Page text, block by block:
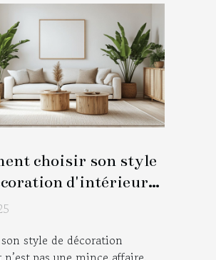
choisir son style
d'intérieur
style de décoration